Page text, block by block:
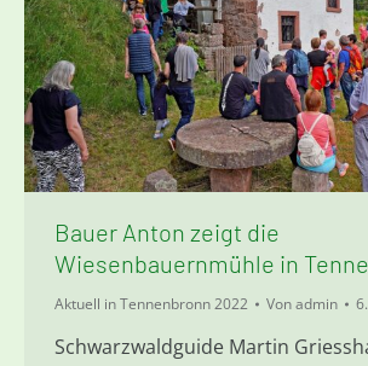
Bauer Anton zeigt die
Wiesenbauernmühle in
Aktuell in Tennenbronn 2022 Vonadmin
Schwarzwaldguide Martin